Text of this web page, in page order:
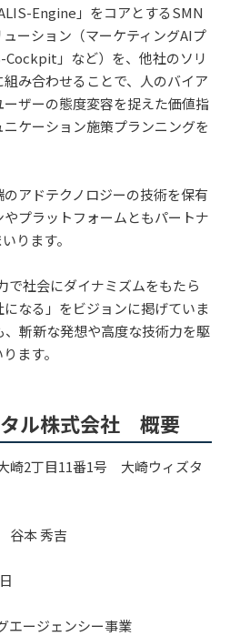
Engine」をコアとするSMN
ーション（マーケティングAIプ
Cockpit」など）を、他社のソリ
み合わせることで、人のバイア
ザーの態度変容を捉えた価値指
ケーション施策プランニングを
アドテクノロジーの技術を保有
プラットフォームともパートナ
ります。
で社会にダイナミズムをもたら
なる」をビジョンに掲げていま
、斬新な発想や高度な技術力を駆
ます。
ル株式会社 概要
2丁目11番1号 大崎ウィズタ
谷本 秀吉
エージェンシー事業